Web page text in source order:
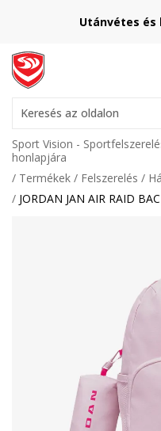
Utánvétes
Keresés az oldalon
Sport Vision -
honlapjára
Termékek
Felszerelés
JORDAN JAN AIR RAID